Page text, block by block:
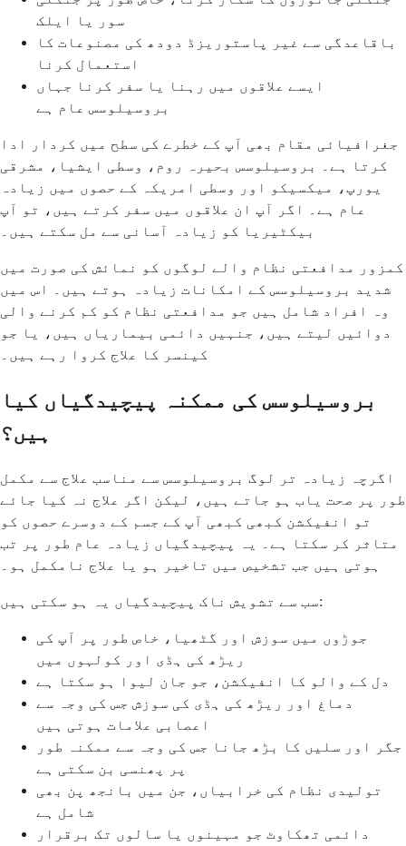
سور یا ایلک
باقاعدگی سے غیر پاستوریزڈ دودھ کی مصنوعات کا
استعمال کرنا
ایسے علاقوں میں رہنا یا سفر کرنا جہاں
بروسیلوسس عام ہے
جغرافیائی مقام بھی آپ کے خطرے کی سطح میں کردار ادا
کرتا ہے۔ بروسیلوسس بحیرہ روم، وسطی ایشیا، مشرقی
یورپ، میکسیکو اور وسطی امریکہ کے حصوں میں زیادہ
عام ہے۔ اگر آپ ان علاقوں میں سفر کرتے ہیں، تو آپ
بیکٹیریا کو زیادہ آسانی سے مل سکتے ہیں۔
کمزور مدافعتی نظام والے لوگوں کو نمائش کی صورت میں
شدید بروسیلوسس کے امکانات زیادہ ہوتے ہیں۔ اس میں
وہ افراد شامل ہیں جو مدافعتی نظام کو کم کرنے والی
دوائیں لیتے ہیں، جنہیں دائمی بیماریاں ہیں، یا جو
کینسر کا علاج کروا رہے ہیں۔
بروسیلوسس کی ممکنہ پیچیدگیاں کیا
ہیں؟
اگرچہ زیادہ تر لوگ بروسیلوسس سے مناسب علاج سے مکمل
طور پر صحت یاب ہو جاتے ہیں، لیکن اگر علاج نہ کیا جائے
تو انفیکشن کبھی کبھی آپ کے جسم کے دوسرے حصوں کو
متاثر کر سکتا ہے۔ یہ پیچیدگیاں زیادہ عام طور پر تب
ہوتی ہیں جب تشخیص میں تاخیر ہو یا علاج نامکمل ہو۔
سب سے تشویش ناک پیچیدگیاں یہ ہو سکتی ہیں:
جوڑوں میں سوزش اور گٹھیا، خاص طور پر آپ کی
ریڑھ کی ہڈی اور کولہوں میں
دل کے والو کا انفیکشن، جو جان لیوا ہو سکتا ہے
دماغ اور ریڑھ کی ہڈی کی سوزش جس کی وجہ سے
اعصابی علامات ہوتی ہیں
جگر اور سلیں کا بڑھ جانا جس کی وجہ سے ممکنہ طور
پر پھنسی بن سکتی ہے
تولیدی نظام کی خرابیاں، جن میں بانجھ پن بھی
شامل ہے
دائمی تھکاوٹ جو مہینوں یا سالوں تک برقرار